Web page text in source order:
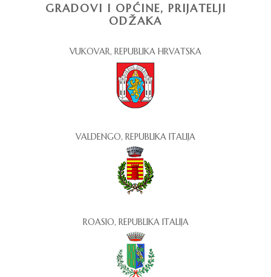
GRADOVI I OPĆINE, PRIJATELJI
ODŽAKA
VUKOVAR, REPUBLIKA HRVATSKA
VALDENGO, REPUBLIKA ITALIJA
ROASIO, REPUBLIKA ITALIJA